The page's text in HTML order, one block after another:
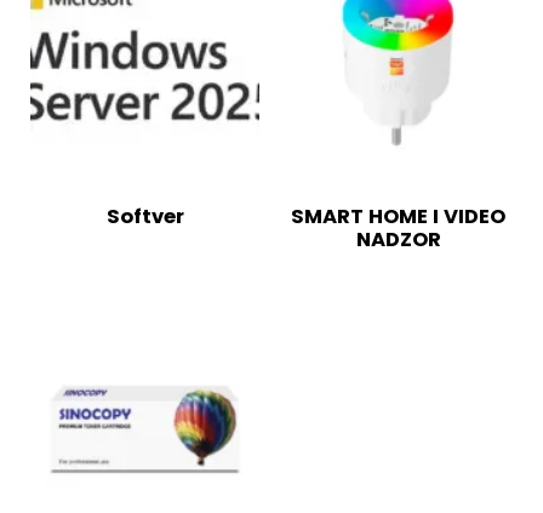
Softver
SMART HOME I VIDEO
NADZOR